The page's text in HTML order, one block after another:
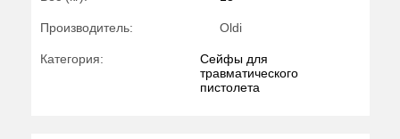
Производитель: Oldi
Категория:
Сейфы для
травматического
пистолета